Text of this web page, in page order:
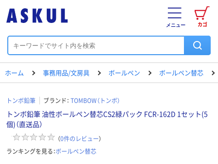
カゴ
メニュー
ホーム 事務用品/文房具 ボールペン ボールペン替芯
トンボ鉛筆 ブランド： TOMBOW（トンボ）
トンボ鉛筆 油性ボールペン替芯CS2緑パック FCR-162D 1セット(5
個)（直送品）
（0件のレビュー）
ランキングを見る：ボールペン替芯